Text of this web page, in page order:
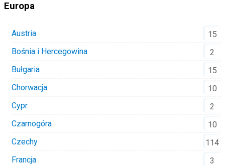
Europa
Austria
15
Bośnia i Hercegowina
2
Bułgaria
15
Chorwacja
10
Cypr
2
Czarnogóra
10
Czechy
114
Francja
3